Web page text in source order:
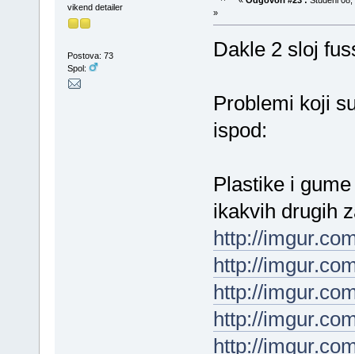
vikend detailer
Postova: 73
Spol:
»
Dakle 2 sloj
Problemi koji
ispod:
Plastike i
ikakvih drugih
http://
http://
http://
http://
http://